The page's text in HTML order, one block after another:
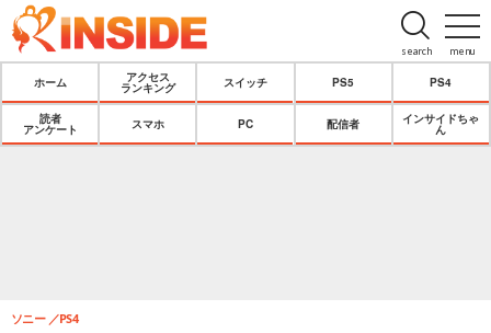
menu
search
ホーム
アクセス
ランキング
スイッチ PS5 PS4
読者
アンケート
スマホ PC 配信者
インサイドちゃ
ん
ソニー PS4